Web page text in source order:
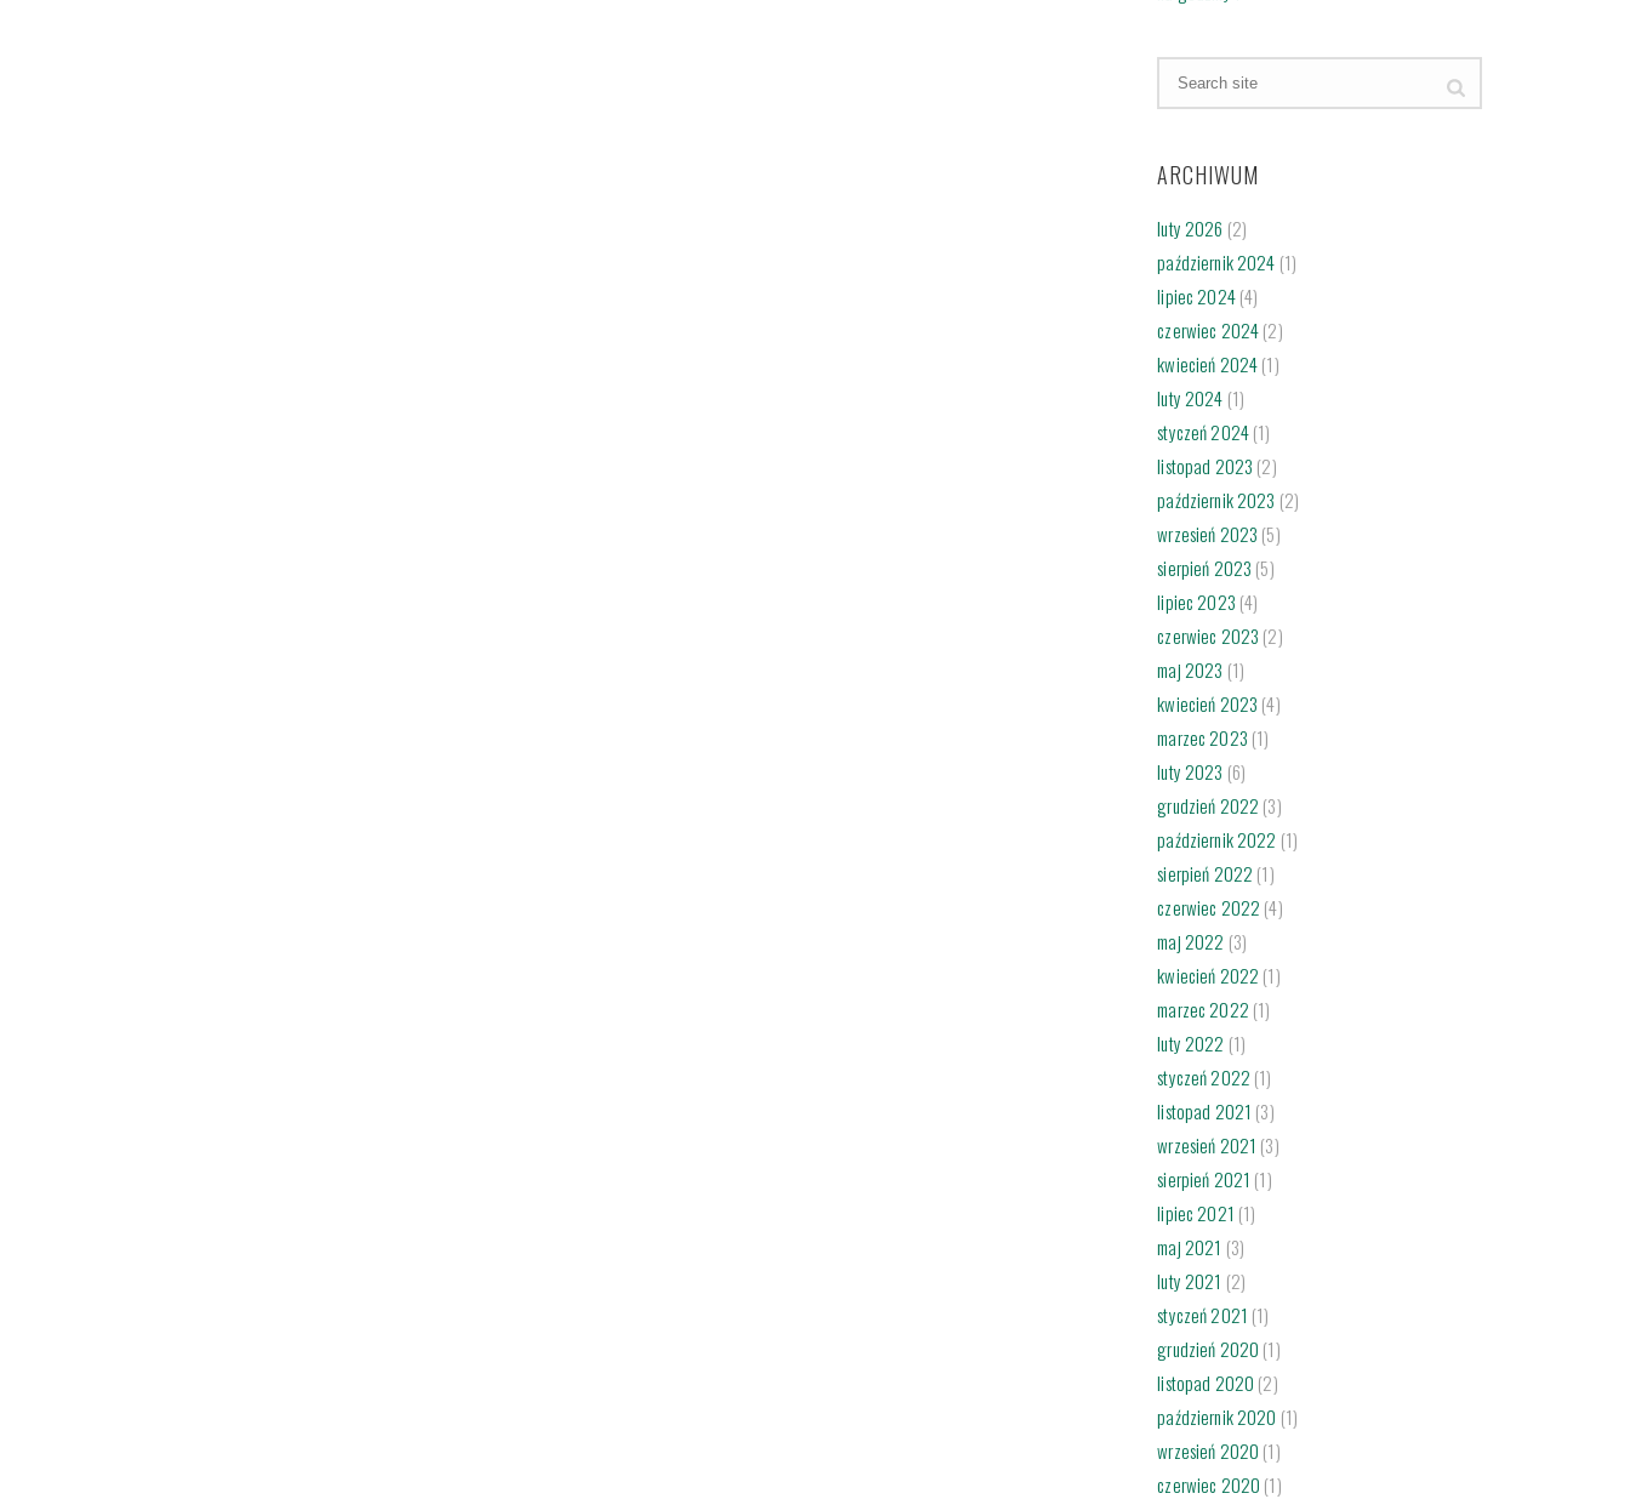
ARCHIWUM
luty 2026 (2)
październik 2024 (1)
lipiec 2024(4)
czerwiec 2024(2)
kwiecień 2024(1)
luty 2024 (1)
styczeń 2024(1)
listopad 2023 (2)
październik 2023 (2)
wrzesień 2023 (5)
sierpień 2023 (5)
lipiec 2023 (4)
czerwiec 2023 (2)
maj 2023 (1)
kwiecień 2023 (4)
marzec 2023 (1)
luty 2023 (6)
grudzień 2022 (3)
październik 2022 (1)
sierpień 2022 (1)
czerwiec 2022 (4)
maj 2022 (3)
kwiecień 2022 (1)
marzec 2022 (1)
luty 2022 (1)
styczeń 2022 (1)
listopad 2021 (3)
wrzesień 2021 (3)
sierpień 2021 (1)
lipiec 2021 (1)
maj 2021 (3)
luty 2021 (2)
styczeń 2021 (1)
grudzień 2020 (1)
listopad 2020 (2)
październik 2020 (1)
wrzesień 2020 (1)
czerwiec 2020 (1)